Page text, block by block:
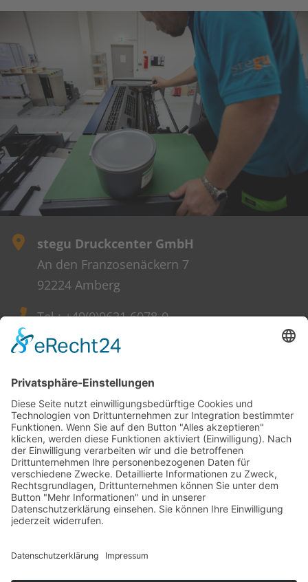
stegu Druckcenter GmbH
An den Franzosenäckern 7
92224 Amberg
Tel.: +49(0)9621 6078-0
Fax: +49(0)9621 6078-10
Impressum
Datenschutzerklärung
AGB
Informationspflichten gem. Art. 13 DS-GVO
Erklärung zur Barrierefreiheit